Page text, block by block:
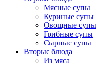
Мясные супы
Куриные супы
Овощные супы
Грибные супы
Сырные супы
Вторые блюда
Из мяса